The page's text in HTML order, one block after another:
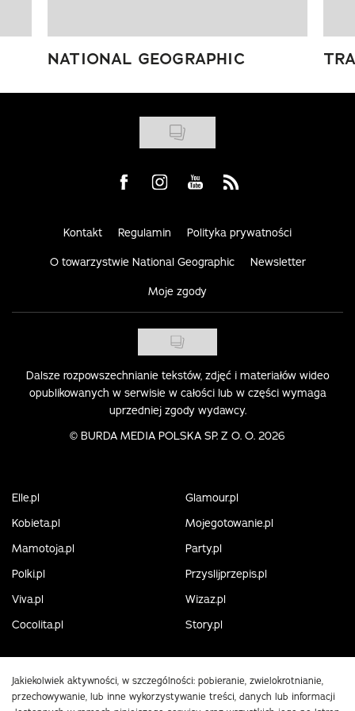
NATIONAL GEOGRAPHIC
Visit us on Facebook
Visit us on Instagram
Visit us on Youtube
Visit us on Rss
Kontakt Regulamin Polityka prywatności
O towarzystwie National Geographic Newsletter
Moje zgody
Dalsze rozpowszechnianie tekstów, zdjęć i materiałów wideo
opublikowanych w serwisie w całości lub w części wymaga
uprzedniej zgody wydawcy.
© BURDA MEDIA POLSKA SP. Z O. O. 2026
Elle.pl
Glamour.pl
Kobieta.pl
Mojegotowanie.pl
Mamotoja.pl
Party.pl
Polki.pl
Przyslijprzepis.pl
Viva.pl
Wizaz.pl
Cocolita.pl
Story.pl
Jakiekolwiek aktywności, w szczególności: pobieranie, zwielokrotnianie,
przechowywanie, lub inne wykorzystywanie treści, danych lub informacji